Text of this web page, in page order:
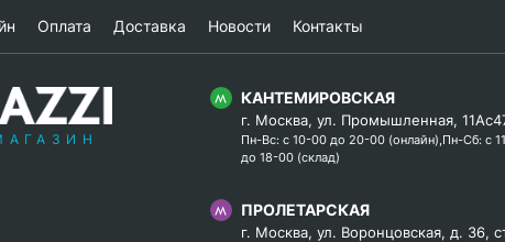
Оплата Доставка Новости Контакты
КАНТЕМИРОВСКАЯ
г. Москва, ул. Промышленная,
Пн-Вс: с 10-00 до 20-00 (онлайн),Пн-Сб: с
до 18-00 (склад)
ПРОЛЕТАРСКАЯ
г. Москва, ул. Воронцовская, д. 36,